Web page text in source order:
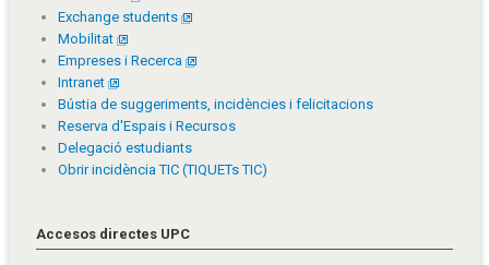
Exchange students
Mobilitat
Empreses i Recerca
Intranet
Bústia de suggeriments, incidències i felicitacions
Reserva d'Espais i Recursos
Delegació estudiants
Obrir incidència TIC (TIQUETs TIC)
Accesos directes UPC